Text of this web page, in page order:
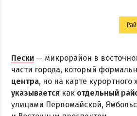
Пески — микрорайон в
части города, который
центра, но на карте курортного
указывается как отдельный
улицами Первомайской,